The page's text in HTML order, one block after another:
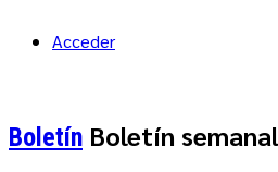
Acceder
Boletín Boletín